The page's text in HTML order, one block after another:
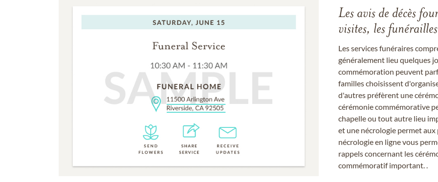
Les avis de décès
visites, les
Les services funéraires
généralement lieu quelques
commémoration peuvent
familles choisissent
d'autres préfèrent une
cérémonie commémorative
chapelle ou tout autre lieu
et une nécrologie permet aux
nécrologie en ligne vous
rappels concernant les
commémoratif important. .